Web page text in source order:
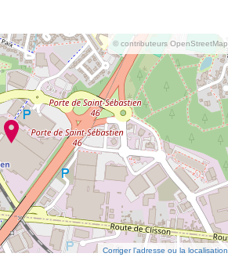
© contributeurs OpenStreetMap
Corriger l’adresse ou la localisation